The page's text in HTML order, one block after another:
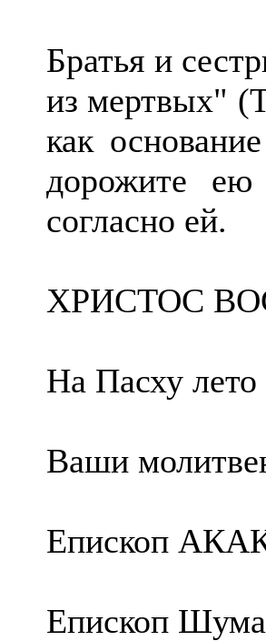
Братья и
из мертвых"
как
дорожите ею
согласно ей.
ХРИСТОС
На Пасху
Ваши
Епископ
Епископ